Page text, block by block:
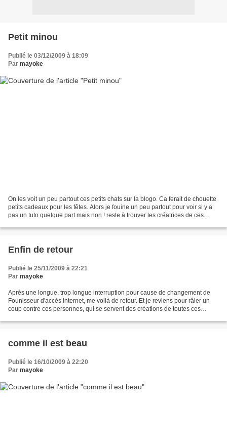
Petit minou
Publié le 03/12/2009 à 18:09
Par mayoke
On les voit un peu partout ces petits chats sur la blogo. Ca ferait de chouette
petits cadeaux pour les fêtes. Alors je fouine un peu partout pour voir si y a
pas un tuto quelque part mais non ! reste à trouver les créatrices de ces
Enfin de retour
Publié le 25/11/2009 à 22:21
Par mayoke
Après une longue, trop longue interruption pour cause de changement de
Founisseur d'accès internet, me voilà de retour. Et je reviens pour râler un
coup contre ces personnes, qui se servent des créations de toutes ces
comme il est beau
Publié le 16/10/2009 à 22:20
Par mayoke